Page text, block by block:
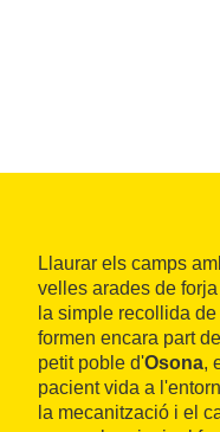
Llaurar els camps
velles arades de
la simple recollida
formen encara part
petit poble d'Osona,
pacient vida a
la mecanització i el